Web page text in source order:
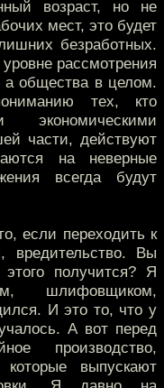
возраст, но не
мест, это будет
безработных.
рассмотрения
а общества в целом.
тех, кто
экономическими
части, действуют
на неверные
всегда будут
если переходить к
вредительство. Вы
получится? Я
шлифовщиком,
И это то, что у
А вот перед
производство,
выпускают